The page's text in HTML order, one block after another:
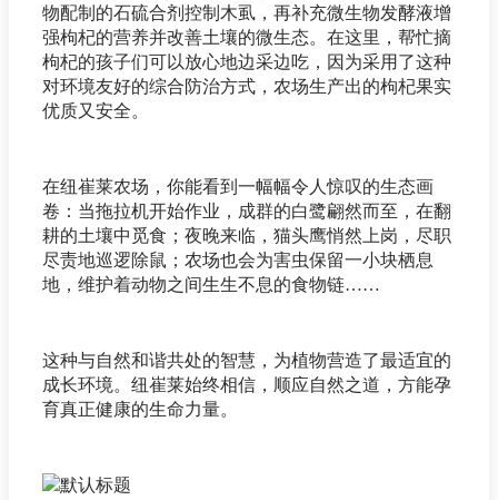
物配制的石硫合剂控制木虱，再补充微生物发酵液增
强枸杞的营养并改善土壤的微生态。在这里，帮忙摘
枸杞的孩子们可以放心地边采边吃，因为采用了这种
对环境友好的综合防治方式，农场生产出的枸杞果实
优质又安全。
在纽崔莱农场，你能看到一幅幅令人惊叹的生态画
卷：当拖拉机开始作业，成群的白鹭翩然而至，在翻
耕的土壤中觅食；夜晚来临，猫头鹰悄然上岗，尽职
尽责地巡逻除鼠；农场也会为害虫保留一小块栖息
地，维护着动物之间生生不息的食物链……
这种与自然和谐共处的智慧，为植物营造了最适宜的
成长环境。纽崔莱始终相信，顺应自然之道，方能孕
育真正健康的生命力量。